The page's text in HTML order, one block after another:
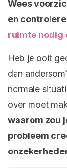
Wees
en
ruimte nodig
Heb je ooit
dan
normale
over moet
waarom zou
probleem